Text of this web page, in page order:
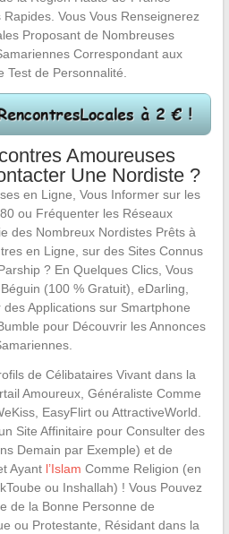
Vous Vous Renseignerez
Proposant de Nombreuses
Correspondant aux
Test de Personnalité.
Amoureuses
Une Nordiste ?
en Ligne, Vous Informer sur les
ou Fréquenter les Réseaux
des Nombreux Nordistes Prêts à
en Ligne, sur des Sites Connus
? En Quelques Clics, Vous
(100 % Gratuit), eDarling,
Applications sur Smartphone
pour Découvrir les Annonces
de Célibataires Vivant dans la
Amoureux, Généraliste Comme
EasyFlirt ou AttractiveWorld.
Site Affinitaire pour Consulter des
Demain par Exemple) et de
Ayant l’Islam Comme Religion (en
ou Inshallah) ! Vous Pouvez
de la Bonne Personne de
ou Protestante, Résidant dans la